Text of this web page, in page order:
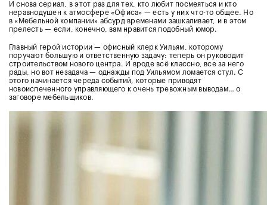
И снова сериал, в этот раз для тех, кто любит посмеяться и кто
неравнодушен к атмосфере «Офиса» — есть у них что-то общее. Но
в «Мебельной компании» абсурд временами зашкаливает, и в этом
прелесть — если, конечно, вам нравится подобный юмор.
Главный герой истории — офисный клерк Уильям, которому
поручают большую и ответственную задачу: теперь он руководит
строительством нового центра. И вроде всё классно, все за него
рады, но вот незадача — однажды под Уильямом ломается стул. С
этого начинается череда событий, которые приводят
новоиспеченного управляющего к очень тревожным выводам… о
заговоре мебельщиков.